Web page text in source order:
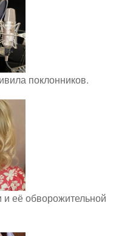
поклонников.
её обворожительной